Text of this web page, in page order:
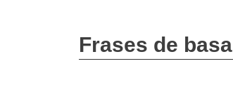
Frases de basa